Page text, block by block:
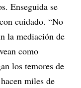
Enseguida se
cuidado. “No
la mediación de
como
los temores de
miles de